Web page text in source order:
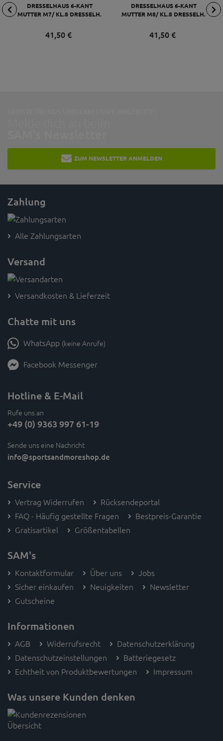
DRESSELHAUS 6-KANT
MUTTER M7/ KL.8 DRESSELH.
41,50 €
DRESSELHAUS 6-KANT
MUTTER M8/ KL.8 DRESSELH.
41,50 €
ZUM NEWSLETTER ANMELDEN
Zahlung
Alle Zahlungsarten
Versand
Versandkosten & Lieferzeit
Chatte mit uns
WhatsApp (keine Anrufe)
Facebook Messenger
Hotline & E-Mail
Rufe uns an
+49 (0) 9363 997 61-19
Sende uns eine Nachricht
info@sportsandmoreshop.de
Service
Vertrag Widerrufen
Rücksendeportal
FAQ - Häufig gestellte Fragen
Bestpreis-Garantie
Gratisartikel
Größentabellen
SAM's
Kontaktformular Über uns
Jobs
Sicher einkaufen
Neuigkeiten
Newsletter
Gutscheine
Informationen
AGB Widerrufsrecht
Datenschutzerklärung
Datenschutzeinstellungen
Batteriegesetz
Echtheit von Produktbewertungen
Impressum
Was unsere Kunden denken